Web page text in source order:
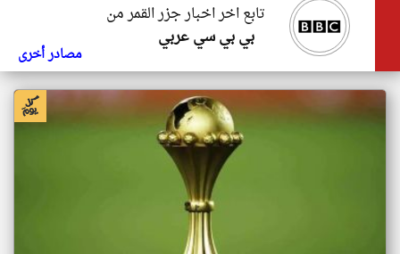
تابع اخر اخبار جزر القمر من
بي بي سي عربي
مصادر أخرى